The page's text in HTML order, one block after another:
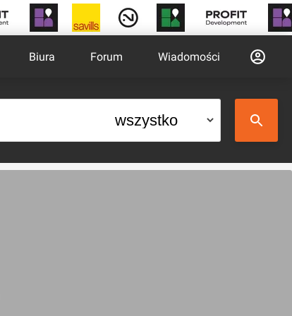
Biura Forum Wiadomości